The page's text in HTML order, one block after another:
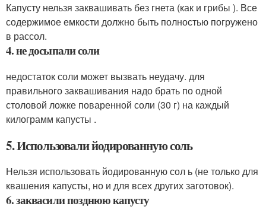
Капусту нельзя заквашивать без гнета (как и грибы ). Все
содержимое емкости должно быть полностью погружено
в рассол.
4. не досыпали соли
недостаток соли может вызвать неудачу. для
правильного заквашивания надо брать по одной
столовой ложке поваренной соли (30 г) на каждый
килограмм капусты .
5. Использовали йодированную соль
Нельзя использовать йодированную сол ь (не только для
квашения капусты, но и для всех других заготовок).
6. заквасили позднюю капусту